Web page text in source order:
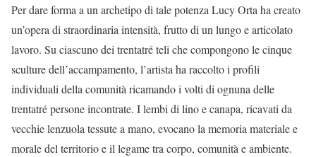
Per dare forma a un archetipo di tale potenza Lucy Orta ha creato
un’opera di straordinaria intensità, frutto di un lungo e articolato
lavoro. Su ciascuno dei trentatré teli che compongono le cinque
sculture dell’accampamento, l’artista ha raccolto i profili
individuali della comunità ricamando i volti di ognuna delle
trentatré persone incontrate. I lembi di lino e canapa, ricavati da
vecchie lenzuola tessute a mano, evocano la memoria materiale e
morale del territorio e il legame tra corpo, comunità e ambiente.